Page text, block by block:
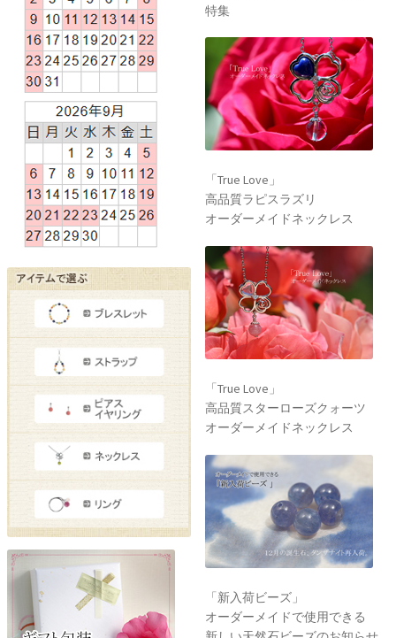
特集
「True Love」
高品質ラピスラズリ
オーダーメイドネックレス
「True Love」
高品質スターローズクォーツ
オーダーメイドネックレス
「新入荷ビーズ」
オーダーメイドで使用できる